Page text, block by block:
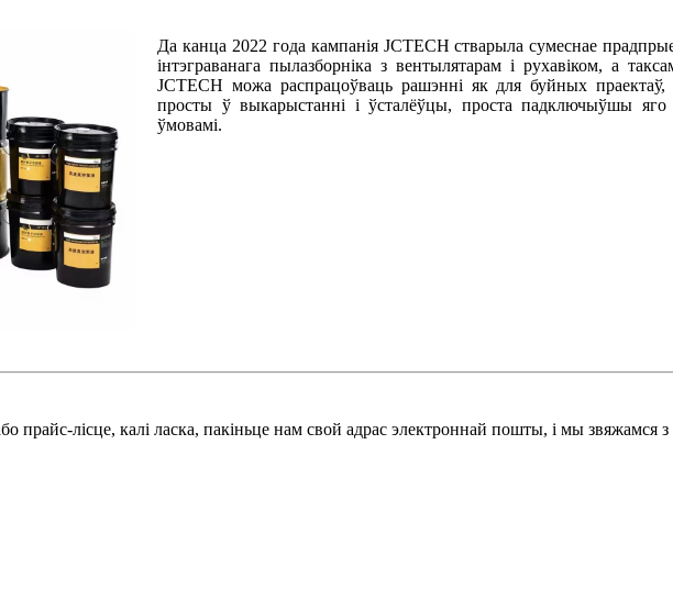
Да канца 2022 года кампанія JCTECH стварыла сумеснае
інтэграванага пылазборніка з вентылятарам і рухавіком, а
JCTECH можа распрацоўваць рашэнні як для буйных
просты ў выкарыстанні і ўсталёўцы, проста падключыўшы яго
ўмовамі.
прайс-лісце, калі ласка, пакіньце нам свой адрас электроннай пошты, і мы звяжамся з